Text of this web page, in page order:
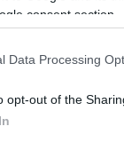
consent section.
Data Processing
opt-out of the